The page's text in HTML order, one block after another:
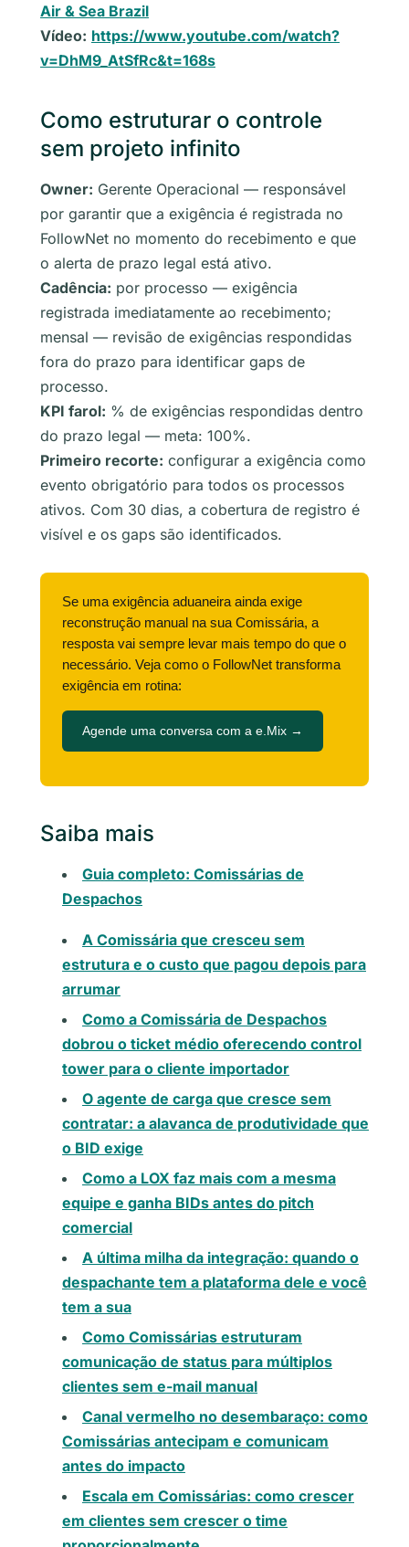
Air & Sea Brazil
Vídeo: https://www.youtube.com/watch?
v=DhM9_AtSfRc&t=168s
Como estruturar o controle
sem projeto infinito
Owner: Gerente Operacional — responsável
por garantir que a exigência é registrada no
FollowNet no momento do recebimento e que
o alerta de prazo legal está ativo.
Cadência: por processo — exigência
registrada imediatamente ao recebimento;
mensal — revisão de exigências respondidas
fora do prazo para identificar gaps de
processo.
KPI farol: % de exigências respondidas dentro
do prazo legal — meta: 100%.
Primeiro recorte: configurar a exigência como
evento obrigatório para todos os processos
ativos. Com 30 dias, a cobertura de registro é
visível e os gaps são identificados.
Se uma exigência aduaneira ainda exige
reconstrução manual na sua Comissária, a
resposta vai sempre levar mais tempo do que o
necessário. Veja como o FollowNet transforma
exigência em rotina:
Agende uma conversa com a e.Mix →
Saiba mais
Guia completo: Comissárias de
Despachos
A Comissária que cresceu sem
estrutura e o custo que pagou depois para
arrumar
Como a Comissária de Despachos
dobrou o ticket médio oferecendo control
tower para o cliente importador
O agente de carga que cresce sem
contratar: a alavanca de produtividade que
o BID exige
Como a LOX faz mais com a mesma
equipe e ganha BIDs antes do pitch
comercial
A última milha da integração: quando o
despachante tem a plataforma dele e você
tem a sua
Como Comissárias estruturam
comunicação de status para múltiplos
clientes sem e-mail manual
Canal vermelho no desembaraço: como
Comissárias antecipam e comunicam
antes do impacto
Escala em Comissárias: como crescer
em clientes sem crescer o time